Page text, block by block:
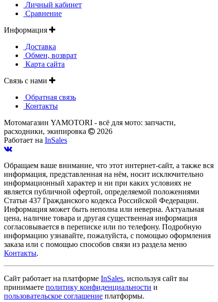
Личный кабинет
Сравнение
Информация
Доставка
Обмен, возврат
Карта сайта
Связь с нами
Обратная связь
Контакты
Мотомагазин YAMOTORI - всё для мото: запчасти,
расходники, экипировка
2026
Работает на InSales
Обращаем ваше внимание, что этот интернет-сайт, а также вся
информация, представленная на нём, носит исключительно
информационный характер и ни при каких условиях не
является публичной офертой, определяемой положениями
Статьи 437 Гражданского кодекса Российской Федерации.
Информация может быть неполна или неверна. Актуальная
цена, наличие товара и другая существенная информация
согласовывается в переписке или по телефону. Подробную
информацию узнавайте, пожалуйста, с помощью оформления
заказа или с помощью способов связи из раздела меню
Контакты.
Сайт работает на платформе InSales, используя сайт вы
принимаете политику конфиденциальности и
пользовательское соглашение платформы.